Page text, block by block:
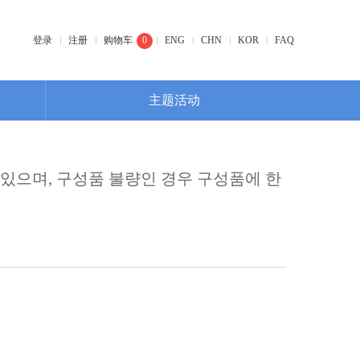
登录 注册 购物车 0 ENG CHN KOR FAQ
主题活动
으며, 구성품 불량인 경우 구성품에 한